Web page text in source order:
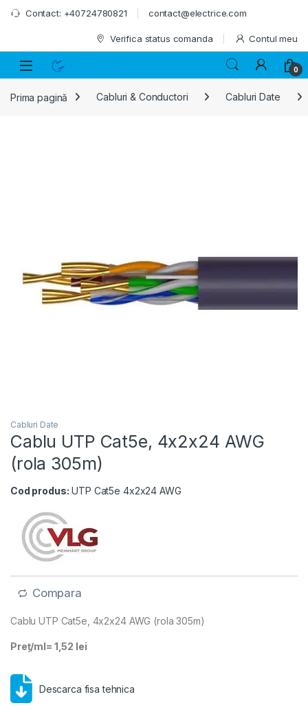
Skip to navigation
Skip to content
Contact: +40724780821 contact@electrice.com
Verifica status comanda Contul meu
0
Prima pagină Cabluri & Conductori Cabluri Date
Cabluri Date
Cablu UTP Cat5e, 4x2x24 AWG
(rola 305m)
Cod produs: UTP Cat5e 4x2x24 AWG
Compara
Cablu UTP Cat5e, 4x2x24 AWG (rola 305m)
Preț/ml= 1,52 lei
Descarca fisa tehnica